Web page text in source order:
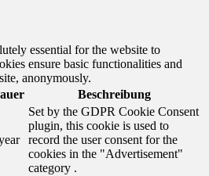
essential for the website to
ensure basic functionalities and
anonymously.
Beschreibung
Set by the GDPR Cookie Consent
plugin, this cookie is used to
record the user consent for the
cookies in the "Advertisement"
category .